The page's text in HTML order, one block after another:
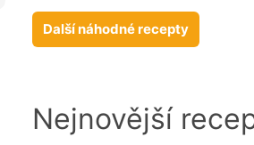
Další náhodné recepty
Nejnovější